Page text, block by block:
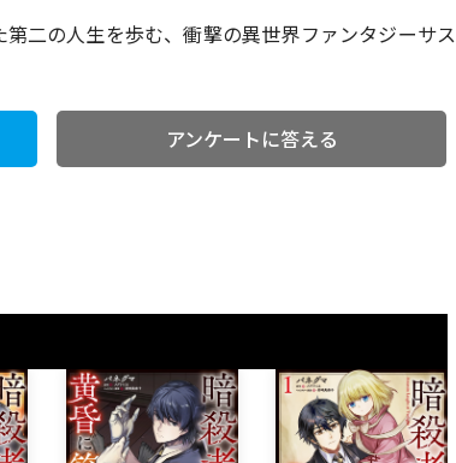
二の人生を歩む、衝撃の異世界ファンタジーサス
アンケートに答える